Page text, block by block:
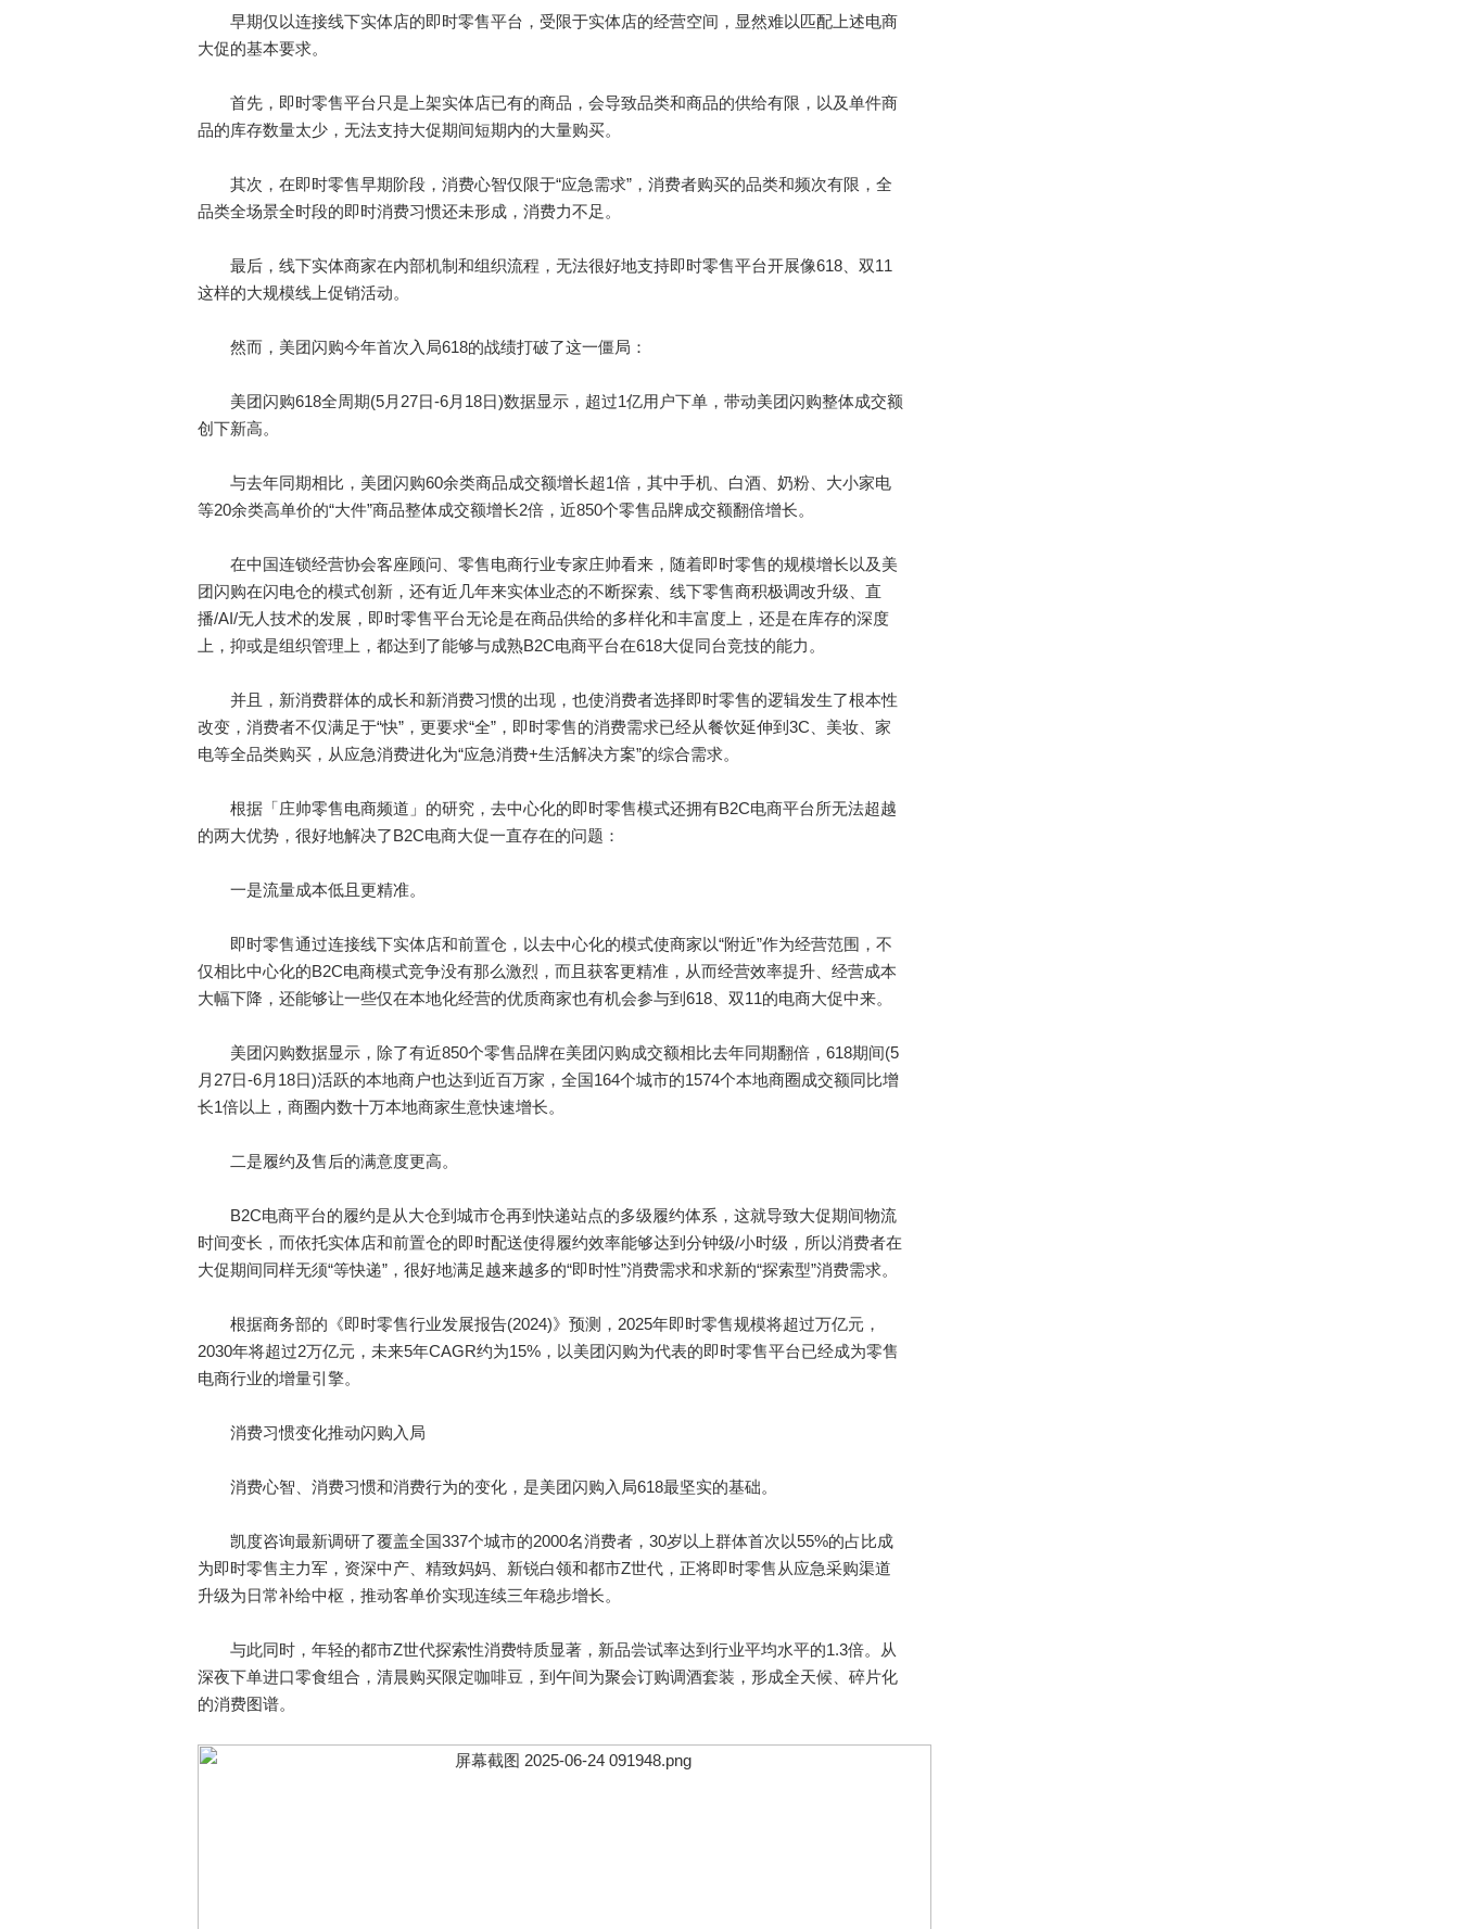
早期仅以连接线下实体店的即时零售平台，受限于实体店的经营空间，显然难以匹配上述电商
大促的基本要求。
首先，即时零售平台只是上架实体店已有的商品，会导致品类和商品的供给有限，以及单件商
品的库存数量太少，无法支持大促期间短期内的大量购买。
其次，在即时零售早期阶段，消费心智仅限于“应急需求”，消费者购买的品类和频次有限，全
品类全场景全时段的即时消费习惯还未形成，消费力不足。
最后，线下实体商家在内部机制和组织流程，无法很好地支持即时零售平台开展像618、双11
这样的大规模线上促销活动。
然而，美团闪购今年首次入局618的战绩打破了这一僵局：
美团闪购618全周期(5月27日-6月18日)数据显示，超过1亿用户下单，带动美团闪购整体成交额
创下新高。
与去年同期相比，美团闪购60余类商品成交额增长超1倍，其中手机、白酒、奶粉、大小家电
等20余类高单价的“大件”商品整体成交额增长2倍，近850个零售品牌成交额翻倍增长。
在中国连锁经营协会客座顾问、零售电商行业专家庄帅看来，随着即时零售的规模增长以及美
团闪购在闪电仓的模式创新，还有近几年来实体业态的不断探索、线下零售商积极调改升级、直
播/AI/无人技术的发展，即时零售平台无论是在商品供给的多样化和丰富度上，还是在库存的深度
上，抑或是组织管理上，都达到了能够与成熟B2C电商平台在618大促同台竞技的能力。
并且，新消费群体的成长和新消费习惯的出现，也使消费者选择即时零售的逻辑发生了根本性
改变，消费者不仅满足于“快”，更要求“全”，即时零售的消费需求已经从餐饮延伸到3C、美妆、家
电等全品类购买，从应急消费进化为“应急消费+生活解决方案”的综合需求。
根据「庄帅零售电商频道」的研究，去中心化的即时零售模式还拥有B2C电商平台所无法超越
的两大优势，很好地解决了B2C电商大促一直存在的问题：
一是流量成本低且更精准。
即时零售通过连接线下实体店和前置仓，以去中心化的模式使商家以“附近”作为经营范围，不
仅相比中心化的B2C电商模式竞争没有那么激烈，而且获客更精准，从而经营效率提升、经营成本
大幅下降，还能够让一些仅在本地化经营的优质商家也有机会参与到618、双11的电商大促中来。
美团闪购数据显示，除了有近850个零售品牌在美团闪购成交额相比去年同期翻倍，618期间(5
月27日-6月18日)活跃的本地商户也达到近百万家，全国164个城市的1574个本地商圈成交额同比增
长1倍以上，商圈内数十万本地商家生意快速增长。
二是履约及售后的满意度更高。
B2C电商平台的履约是从大仓到城市仓再到快递站点的多级履约体系，这就导致大促期间物流
时间变长，而依托实体店和前置仓的即时配送使得履约效率能够达到分钟级/小时级，所以消费者在
大促期间同样无须“等快递”，很好地满足越来越多的“即时性”消费需求和求新的“探索型”消费需求。
根据商务部的《即时零售行业发展报告(2024)》预测，2025年即时零售规模将超过万亿元，
2030年将超过2万亿元，未来5年CAGR约为15%，以美团闪购为代表的即时零售平台已经成为零售
电商行业的增量引擎。
消费习惯变化推动闪购入局
消费心智、消费习惯和消费行为的变化，是美团闪购入局618最坚实的基础。
凯度咨询最新调研了覆盖全国337个城市的2000名消费者，30岁以上群体首次以55%的占比成
为即时零售主力军，资深中产、精致妈妈、新锐白领和都市Z世代，正将即时零售从应急采购渠道
升级为日常补给中枢，推动客单价实现连续三年稳步增长。
与此同时，年轻的都市Z世代探索性消费特质显著，新品尝试率达到行业平均水平的1.3倍。从
深夜下单进口零食组合，清晨购买限定咖啡豆，到午间为聚会订购调酒套装，形成全天候、碎片化
的消费图谱。